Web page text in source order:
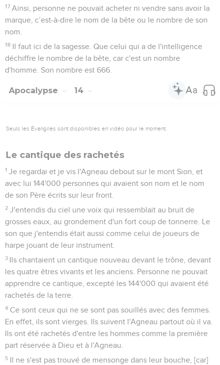
17 Ainsi, personne ne pouvait acheter ni vendre sans avoir la
marque, c’est-à-dire le nom de la bête ou le nombre de son
nom.
18 Il faut ici de la sagesse. Que celui qui a de l'intelligence
déchiffre le nombre de la bête, car c'est un nombre
d'homme. Son nombre est 666.
Apocalypse 14
Seuls les Évangiles sont disponibles en vidéo pour le moment.
Le cantique des rachetés
1 Je regardai et je vis l'Agneau debout sur le mont Sion, et
avec lui 144'000 personnes qui avaient son nom et le nom
de son Père écrits sur leur front.
2 J'entendis du ciel une voix qui ressemblait au bruit de
grosses eaux, au grondement d'un fort coup de tonnerre. Le
son que j'entendis était aussi comme celui de joueurs de
harpe jouant de leur instrument.
3 Ils chantaient un cantique nouveau devant le trône, devant
les quatre êtres vivants et les anciens. Personne ne pouvait
apprendre ce cantique, excepté les 144'000 qui avaient été
rachetés de la terre.
4 Ce sont ceux qui ne se sont pas souillés avec des femmes.
En effet, ils sont vierges. Ils suivent l'Agneau partout où il va.
Ils ont été rachetés d'entre les hommes comme la première
part réservée à Dieu et à l'Agneau.
5 Il ne s'est pas trouvé de mensonge dans leur bouche, [car]